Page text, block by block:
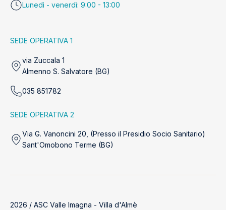
Lunedì - venerdì: 9:00 - 13:00
SEDE OPERATIVA 1
via Zuccala 1
Almenno S. Salvatore (BG)
035 851782
SEDE OPERATIVA 2
Via G. Vanoncini 20, (Presso il Presidio Socio Sanitario)
Sant'Omobono Terme (BG)
2026 / ASC Valle Imagna - Villa d'Almè